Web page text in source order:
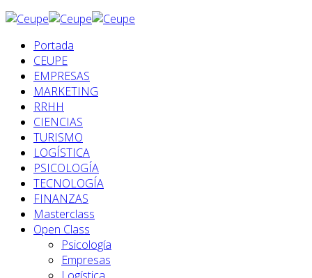
Portada
CEUPE
EMPRESAS
MARKETING
RRHH
CIENCIAS
TURISMO
LOGÍSTICA
PSICOLOGÍA
TECNOLOGÍA
FINANZAS
Masterclass
Open Class
Psicología
Empresas